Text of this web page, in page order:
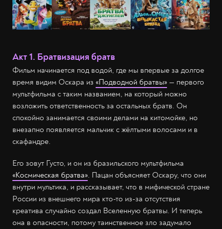
Акт 1. Братвизация братв
Фильм начинается под водой, где мы впервые за долгое
время видим Оскара из «Подводной братвы» — первого
мультфильма с таким названием, на который можно
возложить ответственность за остальных братв. Он
спокойно занимается своими делами на китомойке, но
внезапно появляется мальчик с жёлтыми волосами и в
скафандре.
Его зовут Густо, и он из бразильского мультфильма
«Космическая братва». Пацан объясняет Оскару, что они
внутри мультика, и рассказывает, что в мифической стране
России из внешнего мира кто-то из-за отсутствия
креатива случайно создал Вселенную братвы. И теперь
она в опасности, потому таинственное зло задумало